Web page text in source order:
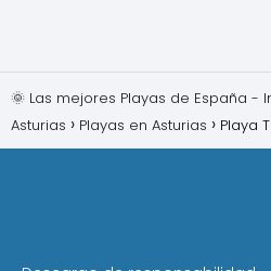
🌞 Las mejores Playas de España -
Asturias
Playas en Asturias Playa